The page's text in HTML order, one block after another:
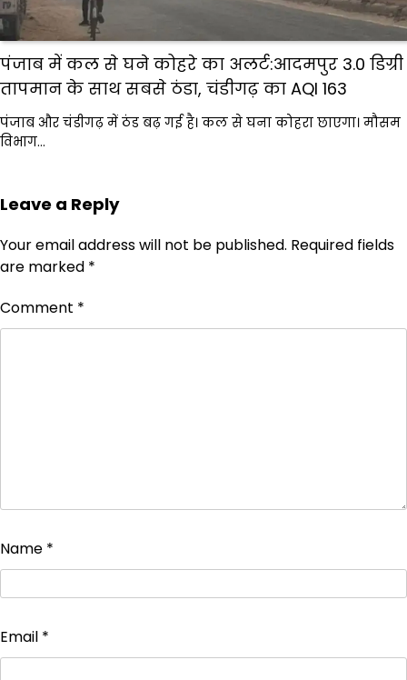
पंजाब में कल से घने कोहरे का अलर्ट:आदमपुर 3.0 डिग्री
तापमान के साथ सबसे ठंडा, चंडीगढ़ का AQI 163
पंजाब और चंडीगढ़ में ठंड बढ़ गई है। कल से घना कोहरा छाएगा। मौसम
विभाग…
Leave a Reply
Your email address will not be published. Required fields
are marked *
Comment *
Name *
Email *